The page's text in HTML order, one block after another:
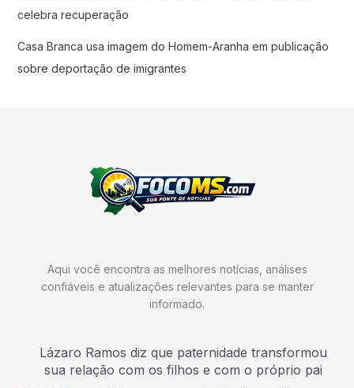
celebra recuperação
Casa Branca usa imagem do Homem-Aranha em publicação
sobre deportação de imigrantes
Aqui você encontra as melhores notícias, análises
confiáveis e atualizações relevantes para se manter
informado.
Lázaro Ramos diz que paternidade transformou
sua relação com os filhos e com o próprio pai